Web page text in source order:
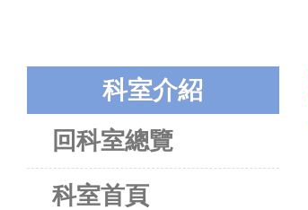
科室介紹
回科室總覽
科室首頁